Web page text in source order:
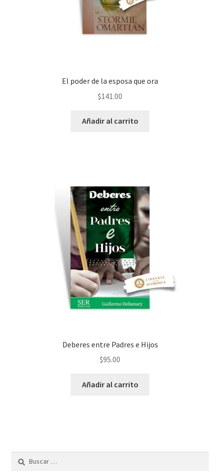
El poder de la esposa que ora
$141.00
Añadir al carrito
Deberes entre Padres e Hijos
$95.00
Añadir al carrito